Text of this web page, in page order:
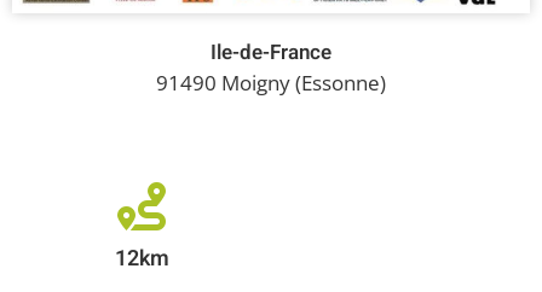
12km
Ile-de-France
91490 Moigny (Essonne)